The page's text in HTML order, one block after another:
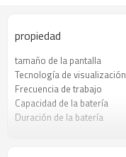
propiedad
tamaño de la pantalla
Tecnología de visualización
Frecuencia de trabajo
Capacidad de la batería
Duración de la batería